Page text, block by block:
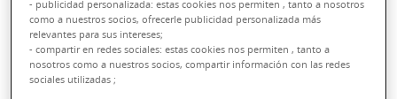
Conocimiento y asesoramiento en locales
comerciales. Análisis de mercado y estudios de
- publicidad personalizada: estas cookies nos permiten , tanto a nosotros
como a nuestros socios, ofrecerle publicidad personalizada más
relevantes para sus intereses;
- compartir en redes sociales: estas cookies nos permiten , tanto a
nosotros como a nuestros socios, compartir información con las redes
sociales utilizadas ;